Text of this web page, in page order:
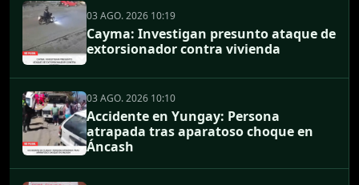
03 AGO. 2026 10:19
Cayma: Investigan presunto ataque de
extorsionador contra vivienda
03 AGO. 2026 10:10
Accidente en Yungay: Persona
atrapada tras aparatoso choque en
Áncash